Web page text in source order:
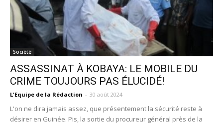
Société
ASSASSINAT À KOBAYA: LE MOBILE DU
CRIME TOUJOURS PAS ÉLUCIDÉ!
L'Equipe de la Rédaction - 30 août 2024
L'on ne dira jamais assez, que présentement la sécurité reste à
désirer en Guinée. Pis, la sortie du procureur général près de la